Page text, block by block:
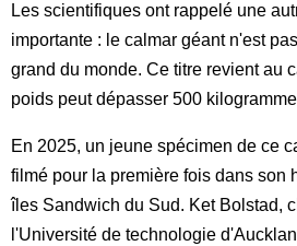
Les scientifiques ont rappelé une
importante : le calmar géant n'est
grand du monde. Ce titre revient au
poids peut dépasser 500
En 2025, un jeune spécimen de ce
filmé pour la première fois dans son
îles Sandwich du Sud. Ket Bolstad,
l'Université de technologie